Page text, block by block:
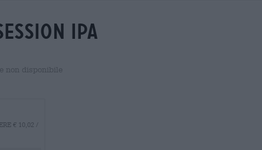
BRAUFRISCH
ipa
non disponibile
€ 10,02 /